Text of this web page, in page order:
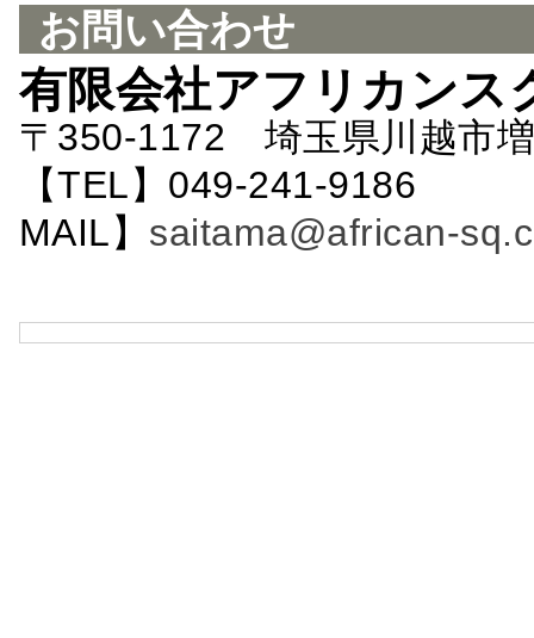
お問い合わせ
有限会社アフリカンス
〒350-1172 埼玉県川越市
【TEL】049-241-
MAIL】 saitama@african-